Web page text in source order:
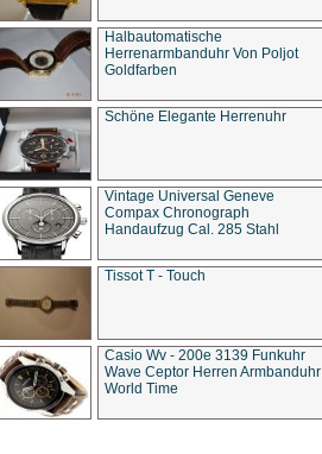
Halbautomatische
Herrenarmbanduhr Von Poljot
Goldfarben
Schöne Elegante Herrenuhr
Vintage Universal Geneve
Compax Chronograph
Handaufzug Cal. 285 Stahl
Tissot T - Touch
Casio Wv - 200e 3139 Funkuhr
Wave Ceptor Herren Armbanduhr
World Time